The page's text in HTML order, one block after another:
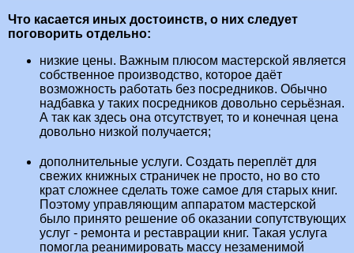
Что касается иных достоинств, о них следует
поговорить отдельно:
низкие цены. Важным плюсом мастерской является
собственное производство, которое даёт
возможность работать без посредников. Обычно
надбавка у таких посредников довольно серьёзная.
А так как здесь она отсутствует, то и конечная цена
довольно низкой получается;
дополнительные услуги. Создать переплёт для
свежих книжных страничек не просто, но во сто
крат сложнее сделать тоже самое для старых книг.
Поэтому управляющим аппаратом мастерской
было принято решение об оказании сопутствующих
услуг - ремонта и реставрации книг. Такая услуга
помогла реанимировать массу незаменимой